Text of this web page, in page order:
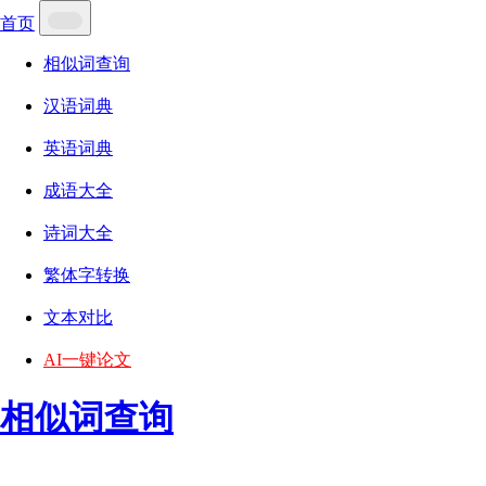
首页
相似词查询
汉语词典
英语词典
成语大全
诗词大全
繁体字转换
文本对比
AI一键论文
相似词查询